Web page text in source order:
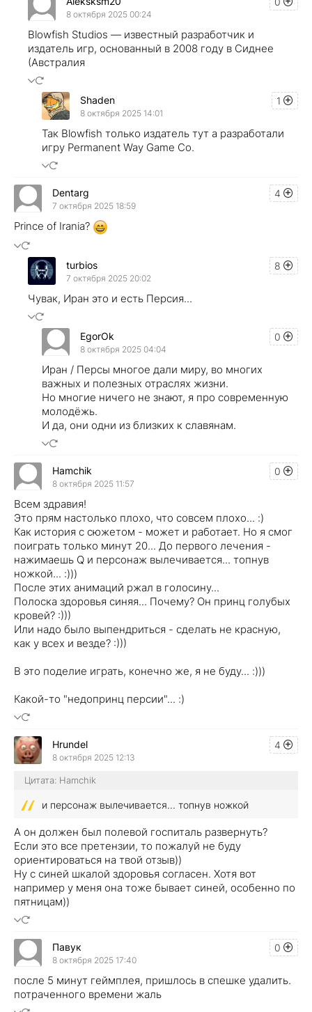
8 октября 2025 00:24
Blowfish Studios — известный разработчик и
издатель игр, основанный в 2008 году в Сиднее
(Австралия
1
Shaden
8 октября 2025 14:01
Так Blowfish только издатель тут а разработали
игру Permanent Way Game Co.
4
Dentarg
7 октября 2025 18:59
Prince of Irania?
8
turbios
7 октября 2025 20:02
Чувак, Иран это и есть Персия...
0
EgorOk
8 октября 2025 04:04
Иран / Персы многое дали миру, во многих
важных и полезных отраслях жизни.
Но многие ничего не знают, я про современную
молодёжь.
И да, они одни из близких к славянам.
0
Hamchik
8 октября 2025 11:57
Всем здравия!
Это прям настолько плохо, что совсем плохо... :)
Как история с сюжетом - может и работает. Но я смог
поиграть только минут 20... До первого лечения -
нажимаешь Q и персонаж вылечивается... топнув
ножкой... :)))
После этих анимаций ржал в голосину...
Полоска здоровья синяя... Почему? Он принц голубых
кровей? :)))
Или надо было выпендриться - сделать не красную,
как у всех и везде? :)))
В это поделие играть, конечно же, я не буду... :)))
Какой-то "недопринц персии"... :)
4
Hrundel
8 октября 2025 12:13
Цитата: Hamchik
и персонаж вылечивается... топнув ножкой
А он должен был полевой госпиталь развернуть?
Если это все претензии, то пожалуй не буду
ориентироваться на твой отзыв))
Ну с синей шкалой здоровья согласен. Хотя вот
например у меня она тоже бывает синей, особенно по
пятницам))
0
Павук
8 октября 2025 17:40
после 5 минут геймплея, пришлось в спешке удалить.
потраченного времени жаль